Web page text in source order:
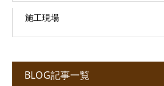
施工現場
BLOG記事一覧